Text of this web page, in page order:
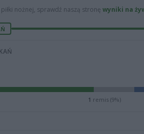
nożnej, sprawdź naszą stronę wyniki na
1 remis (9%)